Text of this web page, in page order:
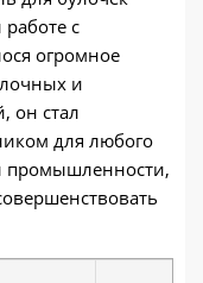
с
огромное
и
он стал
для любого
промышленности,